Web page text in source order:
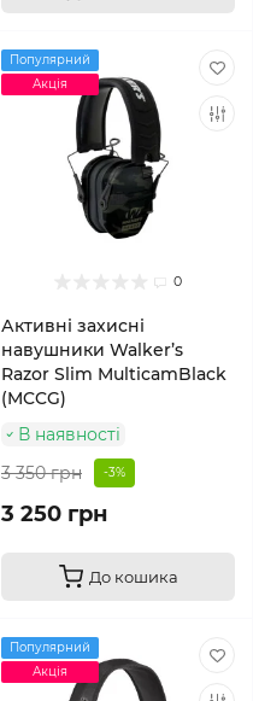
Популярний
Акція
0
Активні захисні
навушники Walker’s
Razor Slim MulticamBlack
(MCCG)
В наявності
3 350 грн
-3%
3 250 грн
До кошика
Популярний
Акція